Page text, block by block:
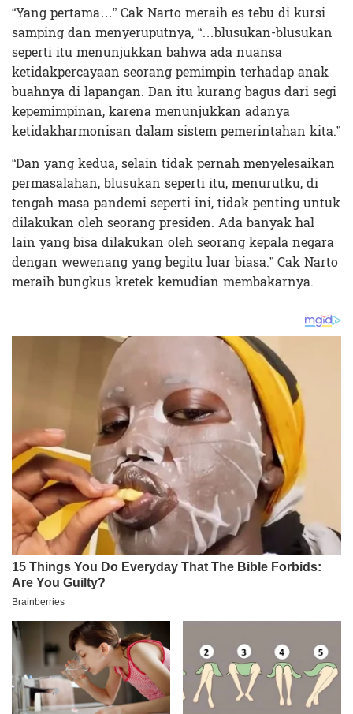
“Yang pertama…” Cak Narto meraih es tebu di kursi
samping dan menyeruputnya, “…blusukan-blusukan
seperti itu menunjukkan bahwa ada nuansa
ketidakpercayaan seorang pemimpin terhadap anak
buahnya di lapangan. Dan itu kurang bagus dari segi
kepemimpinan, karena menunjukkan adanya
ketidakharmonisan dalam sistem pemerintahan kita.”
“Dan yang kedua, selain tidak pernah menyelesaikan
permasalahan, blusukan seperti itu, menurutku, di
tengah masa pandemi seperti ini, tidak penting untuk
dilakukan oleh seorang presiden. Ada banyak hal
lain yang bisa dilakukan oleh seorang kepala negara
dengan wewenang yang begitu luar biasa.” Cak Narto
meraih bungkus kretek kemudian membakarnya.